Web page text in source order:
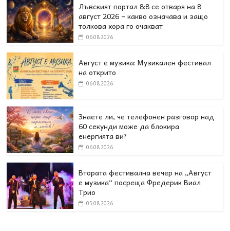
Лъвският портал 8:8 се отваря на 8
август 2026 – какво означава и защо
толкова хора го очакват
06.08.2026
Август е музика: Музикален фестивал
на открито
06.08.2026
Знаете ли, че телефонен разговор над
60 секунди може да блокира
енергията ви?
06.08.2026
Втората фестивална вечер на „Август
е музика“ посреща Фредерик Виал
Трио
05.08.2026